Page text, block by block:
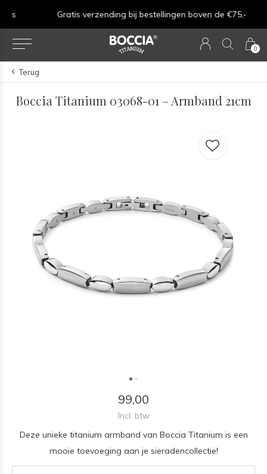
0
Gratis verzending bij bestellingen boven de €75,-
Terug
Boccia Titanium 03068-01 – Armband 21cm
99,00
Incl. btw
Deze unieke titanium armband van Boccia Titanium is een
mooie toevoeging aan je sieradencollectie!